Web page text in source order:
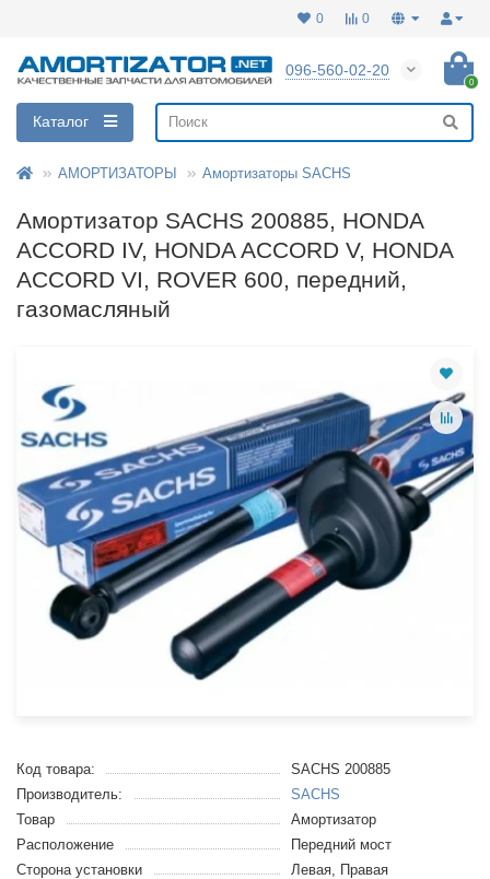
0
0
096-560-02-20
0
Каталог
АМОРТИЗАТОРЫ Амортизаторы SACHS
Амортизатор SACHS 200885, HONDA
ACCORD IV, HONDA ACCORD V, HONDA
ACCORD VI, ROVER 600, передний,
газомасляный
Код товара:
SACHS 200885
Производитель:
SACHS
Товар
Амортизатор
Расположение
Передний мост
Сторона установки
Левая, Правая